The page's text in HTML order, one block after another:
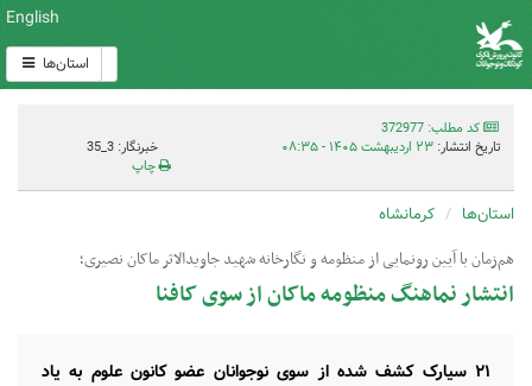
English
استان‌ها
کد مطلب: 372977
تاریخ انتشار: ۲۳ اردیبهشت ۱۴۰۵ - ۰۸:۳۵
خبرنگار: 3_35
چاپ
استان‌ها کرمانشاه
هم‌زمان با آیین رونمایی از منظومه و نگارخانه شهید جاویدالاثر ماکان نصیری؛
انتشار نماهنگ منظومه ماکان از سوی کافنا
۲۱ سیارک‌ کشف شده از سوی نوجوانان عضو کانون علوم به یاد